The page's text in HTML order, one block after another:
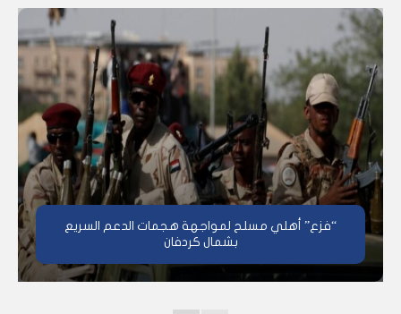
“فزع” أهلي مسلح لمواجهة هجمات الدعم السريع
بشمال كردفان